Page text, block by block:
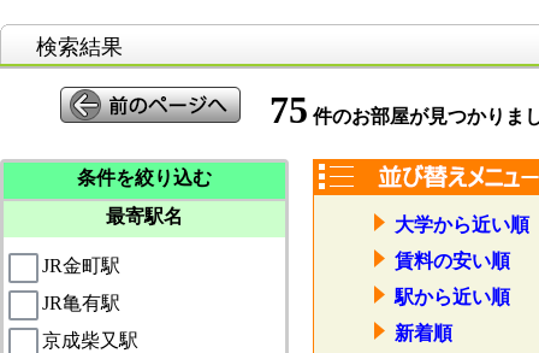
検索結果
75 件のお部屋が見つかりま
条件を絞り込む
最寄駅名
JR金町駅
JR亀有駅
京成柴又駅
大学から近い順
賃料の安い順
駅から近い順
新着順